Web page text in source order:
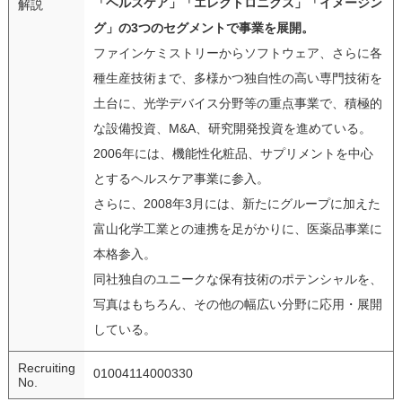
解説
グ」の3つのセグメントで事業を展開。
ファインケミストリーからソフトウェア、さらに各
種生産技術まで、多様かつ独自性の高い専門技術を
土台に、光学デバイス分野等の重点事業で、積極的
な設備投資、M&A、研究開発投資を進めている。
2006年には、機能性化粧品、サプリメントを中心
とするヘルスケア事業に参入。
さらに、2008年3月には、新たにグループに加えた
富山化学工業との連携を足がかりに、医薬品事業に
本格参入。
同社独自のユニークな保有技術のポテンシャルを、
写真はもちろん、その他の幅広い分野に応用・展開
している。
Recruiting
No.
01004114000330